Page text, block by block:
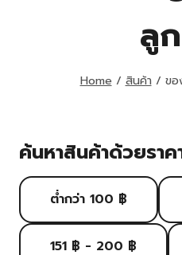
ลู
Home / สินค้า / ข
ค้นหาสินค้าด้วยราค
ต่ำกว่า 100 ฿
151 ฿ - 200 ฿